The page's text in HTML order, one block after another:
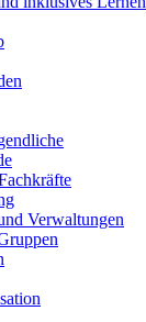
Verwaltungen